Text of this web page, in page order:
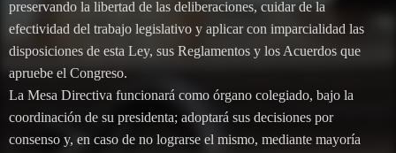
preservando la libertad de las deliberaciones, cuidar de la
efectividad del trabajo legislativo y aplicar con imparcialidad las
disposiciones de esta Ley, sus Reglamentos y los Acuerdos que
apruebe el Congreso.
La Mesa Directiva funcionará como órgano colegiado, bajo la
coordinación de su presidenta; adoptará sus decisiones por
consenso y, en caso de no lograrse el mismo, mediante mayoría